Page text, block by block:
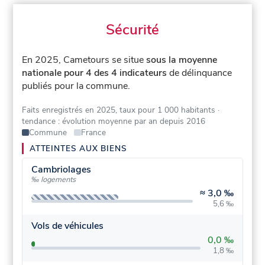
Sécurité
En 2025, Cametours se situesous la moyenne
nationale pour 4 des 4 indicateurs de délinquance
publiés pour la commune.
Faits enregistrés en 2025, taux pour 1 000 habitants ·
tendance : évolution moyenne par an depuis 2016
Commune
France
ATTEINTES AUX BIENS
Cambriolages
‰ logements
≈ 3,0 ‰
5,6 ‰
Vols de véhicules
0,0 ‰
1,8 ‰